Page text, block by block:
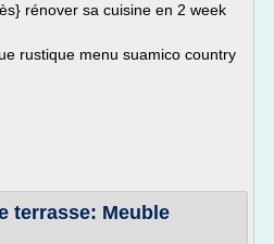
rénover sa cuisine en 2 week
rustique menu suamico country
terrasse: Meuble